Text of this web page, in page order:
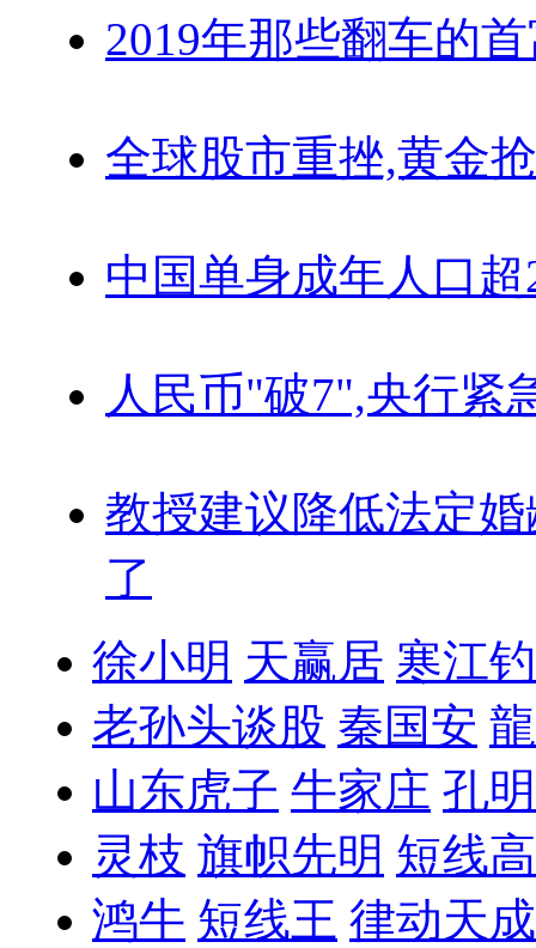
2019年那些翻车的
全球股市重挫,黄金
中国单身成年人口超
人民币"破7",央行紧
教授建议降低法定婚
了
徐小明 天赢居 寒江
老孙头谈股 秦国安
山东虎子 牛家庄 孔
灵枝 旗帜先明 短线
鸿牛 短线王 律动天成